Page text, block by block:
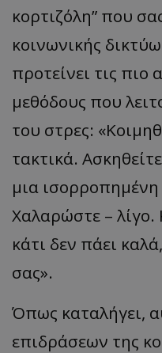
κορτιζόλη” που
κοινωνικής
προτείνει τις πιο
μεθόδους που
του στρες:
τακτικά.
μια
Χαλαρώστε – λίγο.
κάτι δεν πάει
σας».
Όπως καταλήγει,
επιδράσεων της